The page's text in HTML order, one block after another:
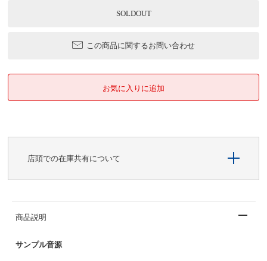
SOLDOUT
この商品に関するお問い合わせ
店頭での在庫共有について
商品説明
サンプル音源